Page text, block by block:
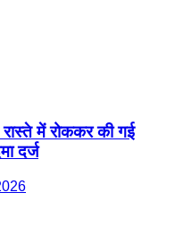
में रोककर की गई
दर्ज